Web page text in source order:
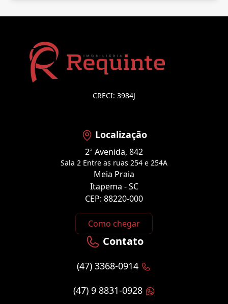
CRECI: 3984J
Localização
2ª Avenida, 842
Sala 2 Entre as ruas 254 e 254A
Meia Praia
Itapema - SC
CEP: 88220-000
Como chegar
Contato
(47) 3368-0914
(47) 9 8831-0928